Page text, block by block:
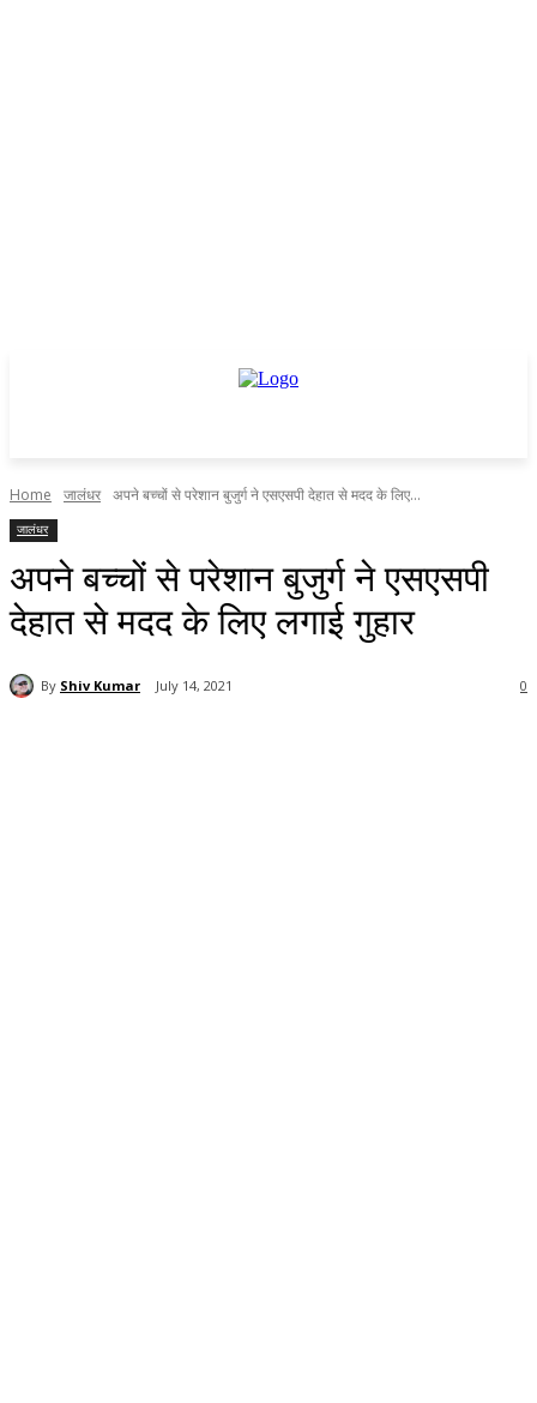
Home जालंधर अपने बच्चों से परेशान बुजुर्ग ने एसएसपी देहात से मदद के लिए...
जालंधर
अपने बच्चों से परेशान बुजुर्ग ने एसएसपी
देहात से मदद के लिए लगाई गुहार
By Shiv Kumar July 14, 2021 0